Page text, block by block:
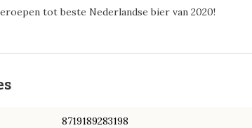
tot beste Nederlandse bier van 2020!
8719189283198